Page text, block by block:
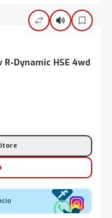
Dynamic HSE 4wd